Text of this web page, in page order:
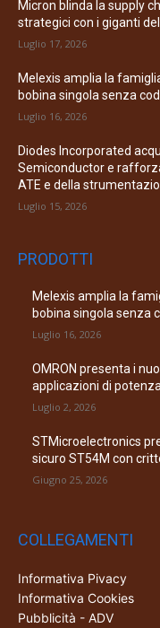
Micron blinda la supply
strategici con i giganti
Luglio 17, 2026
Melexis amplia la
bobina singola senza
Luglio 16, 2026
Diodes Incorporated
Semiconductor e
ATE e della
Luglio 15, 2026
PRODOTTI
Melexis amplia la
bobina singola senza
Luglio 16, 2026
OMRON presenta i
applicazioni di
Luglio 2, 2026
STMicroelectronics
sicuro ST54M con
Giugno 25, 2026
COLLEGAMENTI
Informativa Pivacy
Informativa Cookies
Pubblicità - ADV